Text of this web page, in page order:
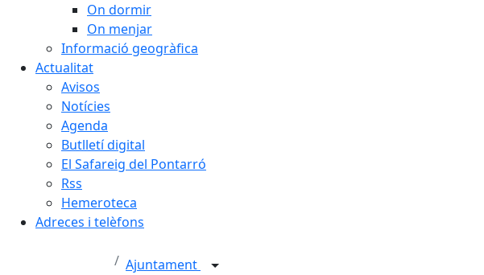
On dormir
On menjar
Informació geogràfica
Actualitat
Avisos
Notícies
Agenda
Butlletí digital
El Safareig del Pontarró
Rss
Hemeroteca
Adreces i telèfons
Ajuntament